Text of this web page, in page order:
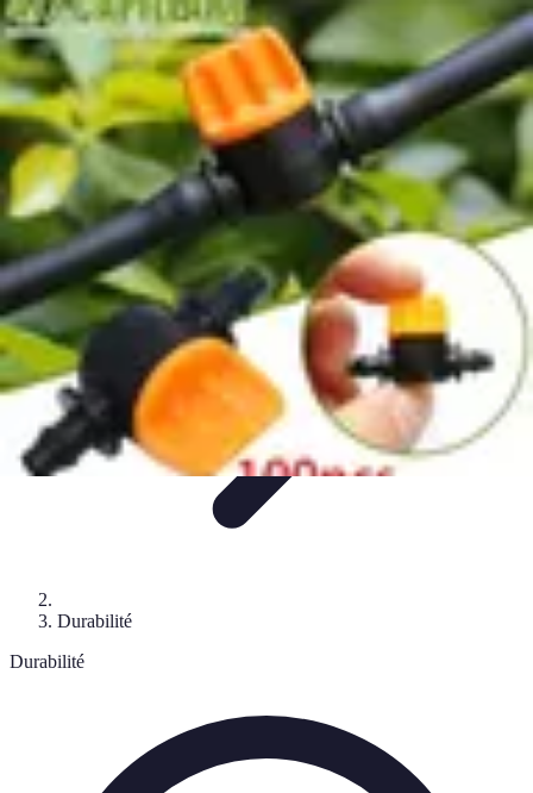
Système Irrigation
Installation
MaintenanceInnovations en irrigation
Installation et
Réglages
Entretien et Maintenance
Système Irrigation
Durabilité
Durabilité